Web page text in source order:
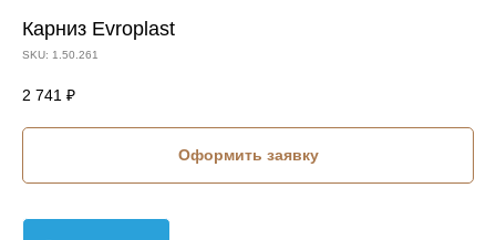
Карниз Evroplast
SKU: 1.50.261
2 741 ₽
Оформить заявку